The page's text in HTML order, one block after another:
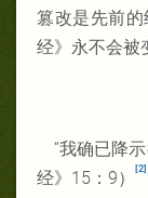
篡改是先前
经》永不会被
“我确已降
经》15：9）
[2]